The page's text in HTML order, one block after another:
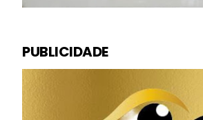
PUBLICIDADE